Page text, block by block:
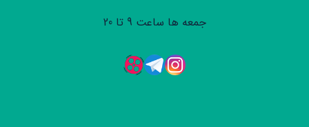
جمعه ها ساعت 9 تا 20